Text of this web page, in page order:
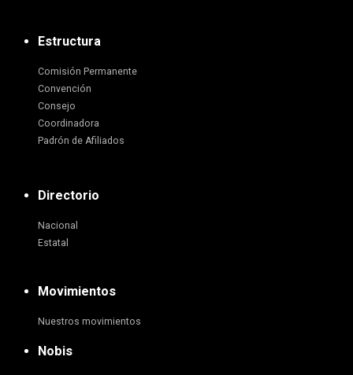
Estructura
Comisión Permanente
Convención
Consejo
Coordinadora
Padrón de Afiliados
Directorio
Nacional
Estatal
Movimientos
Nuestros movimientos
Nobis